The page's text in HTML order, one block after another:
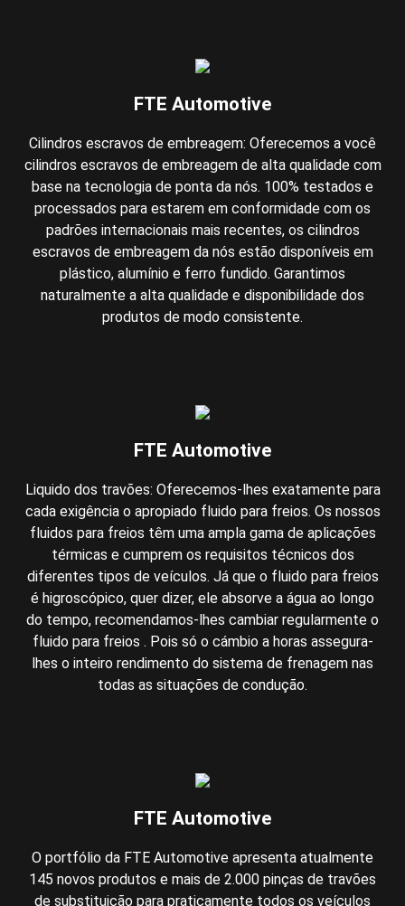
FTE Automotive
Cilindros escravos de embreagem: Oferecemos a você
cilindros escravos de embreagem de alta qualidade com
base na tecnologia de ponta da nós. 100% testados e
processados para estarem em conformidade com os
padrões internacionais mais recentes, os cilindros
escravos de embreagem da nós estão disponíveis em
plástico, alumínio e ferro fundido. Garantimos
naturalmente a alta qualidade e disponibilidade dos
produtos de modo consistente.
FTE Automotive
Liquido dos travões: Oferecemos-lhes exatamente para
cada exigência o apropiado fluido para freios. Os nossos
fluidos para freios têm uma ampla gama de aplicações
térmicas e cumprem os requisitos técnicos dos
diferentes tipos de veículos. Já que o fluido para freios
é higroscópico, quer dizer, ele absorve a água ao longo
do tempo, recomendamos-lhes cambiar regularmente o
fluido para freios . Pois só o cámbio a horas assegura-
lhes o inteiro rendimento do sistema de frenagem nas
todas as situações de condução.
FTE Automotive
O portfólio da FTE Automotive apresenta atualmente
145 novos produtos e mais de 2.000 pinças de travões
de substituição para praticamente todos os veículos